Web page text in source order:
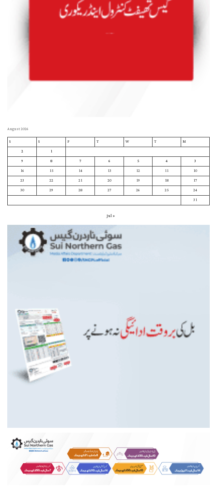
August 2026
M
T
W
T
F
S
S
1
2
3
4
5
6
7
8
9
10
11
12
13
14
15
16
17
18
19
20
21
22
23
24
25
26
27
28
29
30
31
« Jul